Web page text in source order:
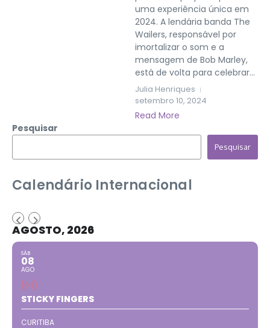
uma experiência única em
2024. A lendária banda The
Wailers, responsável por
imortalizar o som e a
mensagem de Bob Marley,
está de volta para celebrar...
Julia Henriques
setembro 10, 2024
Read More
Pesquisar
Pesquisar
Calendário Internacional
AGOSTO, 2026
SÁB
08
AGO
STICKY FINGERS
CURITIBA